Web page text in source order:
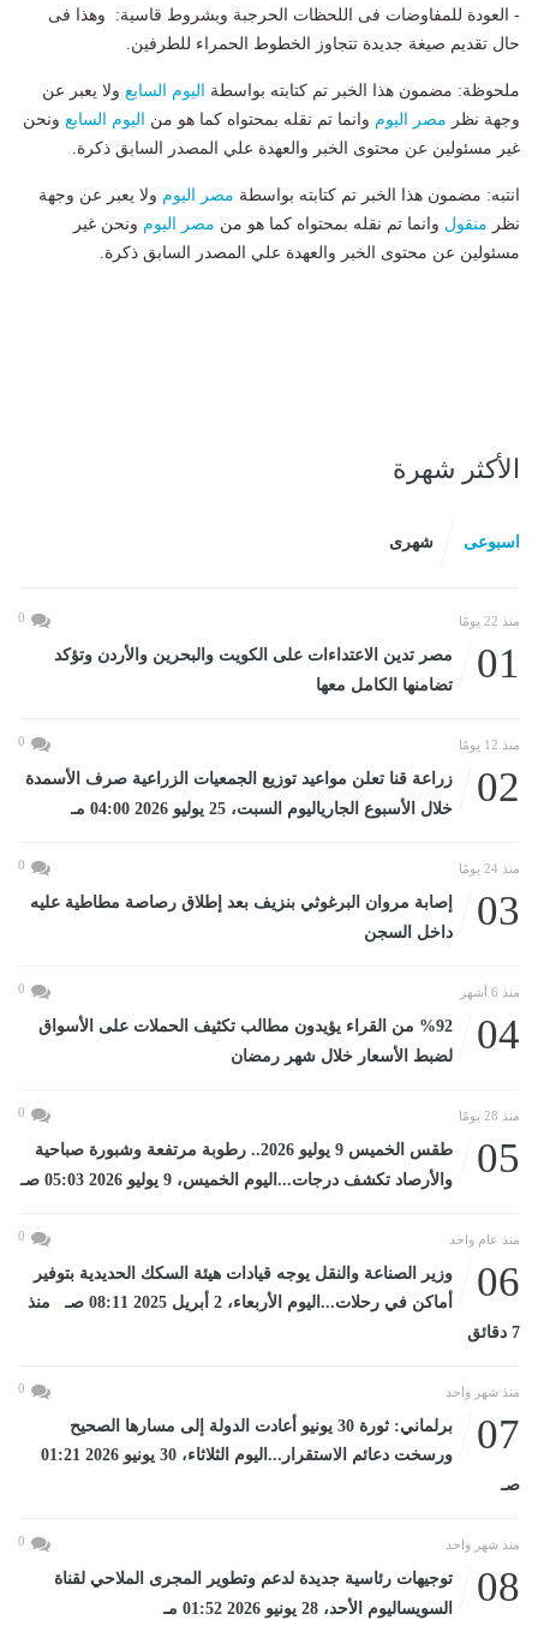
- العودة للمفاوضات فى اللحظات الحرجبة وبشروط قاسية: وهذا فى
حال تقديم صيغة جديدة تتجاوز الخطوط الحمراء للطرفين.
ملحوظة: مضمون هذا الخبر تم كتابته بواسطة اليوم السابع ولا يعبر عن
وجهة نظر مصر اليوم وانما تم نقله بمحتواه كما هو من اليوم السابع ونحن
غير مسئولين عن محتوى الخبر والعهدة علي المصدر السابق ذكرة.
انتبه: مضمون هذا الخبر تم كتابته بواسطة مصر اليوم ولا يعبر عن وجهة
نظر منقول وانما تم نقله بمحتواه كما هو من مصر اليوم ونحن غير
مسئولين عن محتوى الخبر والعهدة علي المصدر السابق ذكرة.
الأكثر شهرة
اسبوعى شهرى
منذ 22 يومًا 0
01
مصر تدين الاعتداءات على الكويت والبحرين والأردن وتؤكد
تضامنها الكامل معها
منذ 12 يومًا 0
02
زراعة قنا تعلن مواعيد توزيع الجمعيات الزراعية صرف الأسمدة
خلال الأسبوع الجارياليوم السبت، 25 يوليو 2026 04:00 مـ
منذ 24 يومًا 0
03
إصابة مروان البرغوثي بنزيف بعد إطلاق رصاصة مطاطية عليه
داخل السجن
منذ 6 أشهر 0
04
%92 من القراء يؤيدون مطالب تكثيف الحملات على الأسواق
لضبط الأسعار خلال شهر رمضان
منذ 28 يومًا 0
05
طقس الخميس 9 يوليو 2026.. رطوبة مرتفعة وشبورة صباحية
والأرصاد تكشف درجات...اليوم الخميس، 9 يوليو 2026 05:03 صـ
منذ عام واحد 0
06
وزير الصناعة والنقل يوجه قيادات هيئة السكك الحديدية بتوفير
أماكن في رحلات...اليوم الأربعاء، 2 أبريل 2025 08:11 صـ منذ
7 دقائق
منذ شهر واحد 0
07
برلماني: ثورة 30 يونيو أعادت الدولة إلى مسارها الصحيح
ورسخت دعائم الاستقرار...اليوم الثلاثاء، 30 يونيو 2026 01:21
صـ
منذ شهر واحد 0
08
توجيهات رئاسية جديدة لدعم وتطوير المجرى الملاحي لقناة
السويساليوم الأحد، 28 يونيو 2026 01:52 مـ